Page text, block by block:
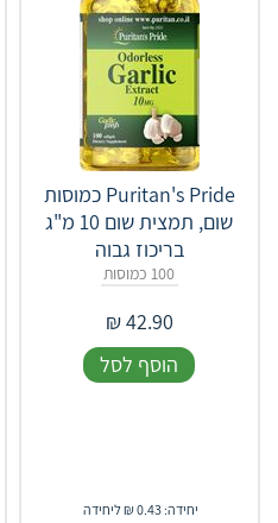
Puritan's Pride כמוסות
שום, תמצית שום 10 מ"ג
בריכוז גבוה
100 כמוסות
42.90
₪
הוסף לסל
יחידה: 0.43 ₪ ליחידה